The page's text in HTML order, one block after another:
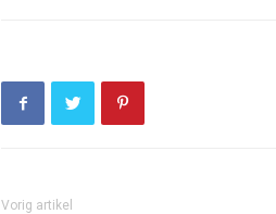
Vorig artikel